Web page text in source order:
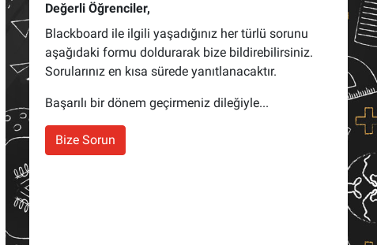
Değerli Öğrenciler,
Blackboard ile ilgili yaşadığınız her türlü sorunu
aşağıdaki formu doldurarak bize bildirebilirsiniz.
Sorularınız en kısa sürede yanıtlanacaktır.
Başarılı bir dönem geçirmeniz dileğiyle...
Bize Sorun